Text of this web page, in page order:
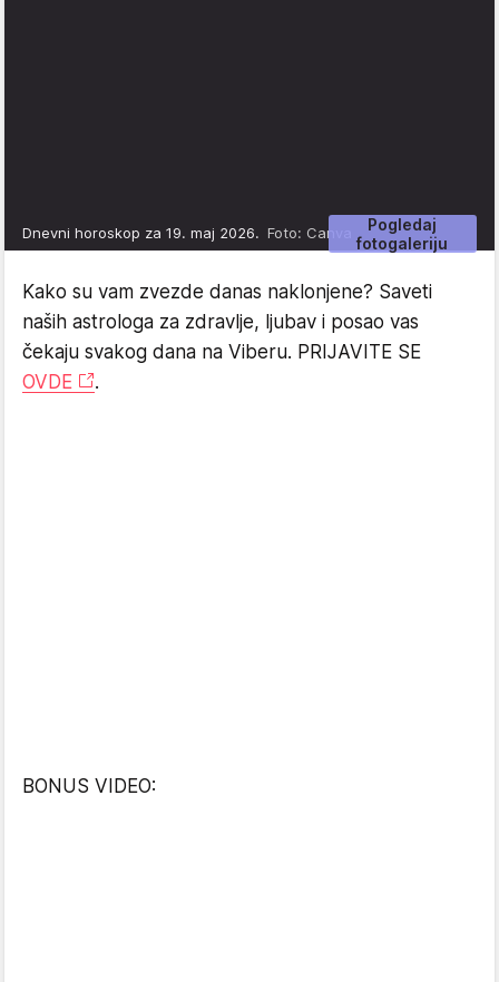
Pogledaj
fotogaleriju
Dnevni horoskop za 19. maj 2026. Foto: Canva
Kako su vam zvezde danas naklonjene? Saveti
naših astrologa za zdravlje, ljubav i posao vas
čekaju svakog dana na Viberu. PRIJAVITE SE
OVDE
.
BONUS VIDEO: